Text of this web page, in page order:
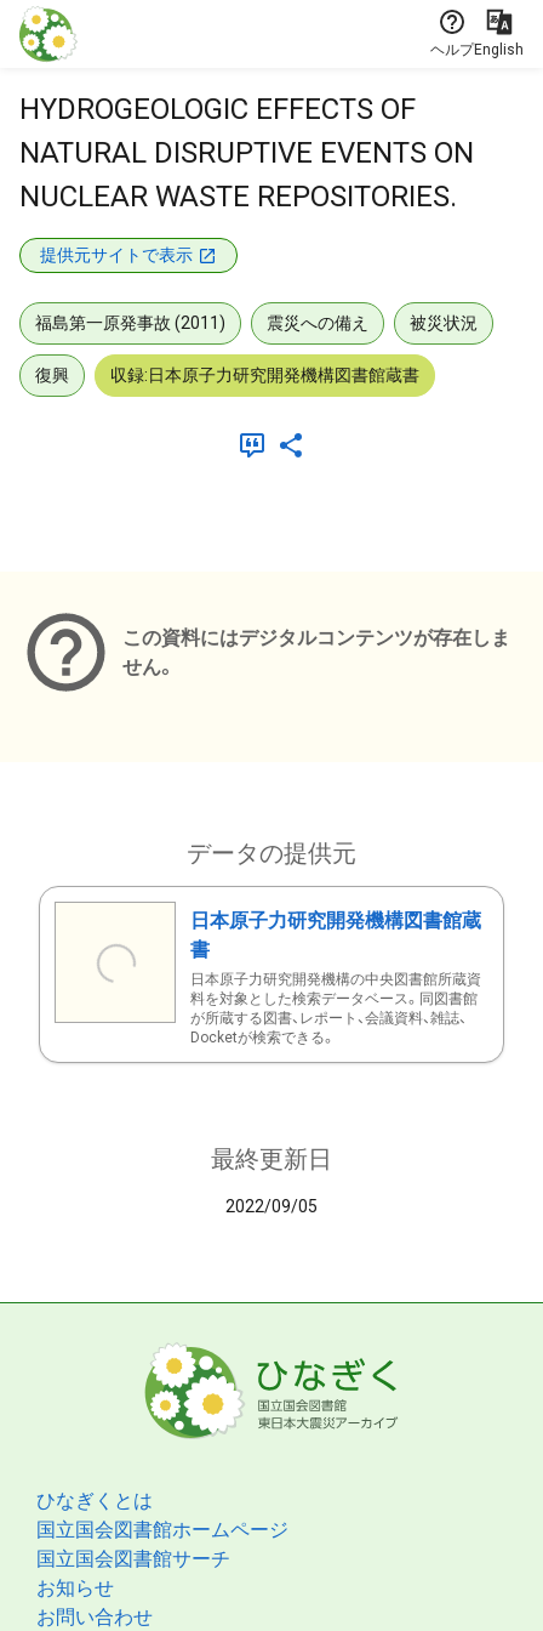
本文に飛ぶ
ヘルプEnglish
HYDROGEOLOGIC EFFECTS OF
NATURAL DISRUPTIVE EVENTS ON
NUCLEAR WASTE REPOSITORIES.
提供元サイトで表示
福島第一原発事故 (2011) 震災への備え 被災状況
復興 収録:日本原子力研究開発機構図書館蔵書
この資料にはデジタルコンテンツが存在しま
せん。
データの提供元
日本原子力研究開発機構図書館蔵
書
日本原子力研究開発機構の中央図書館所蔵資
料を対象とした検索データベース。同図書館
が所蔵する図書、レポート、会議資料、雑誌、
Docketが検索できる。
最終更新日
2022/09/05
ひなぎくとは
国立国会図書館ホームページ
国立国会図書館サーチ
お知らせ
お問い合わせ